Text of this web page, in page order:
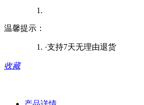
温馨提示：
·支持7天无理由退货
收藏